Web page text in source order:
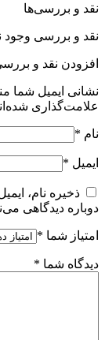
نقد و بررسی‌ها
نقد و بررسی وجود
افزودن نقد و
نشانی ایمیل شما
علامت‌گذاری
نام *
ایمیل *
ذخیره نام،
دوباره دیدگاهی
امتیاز شما *
دیدگاه شما *